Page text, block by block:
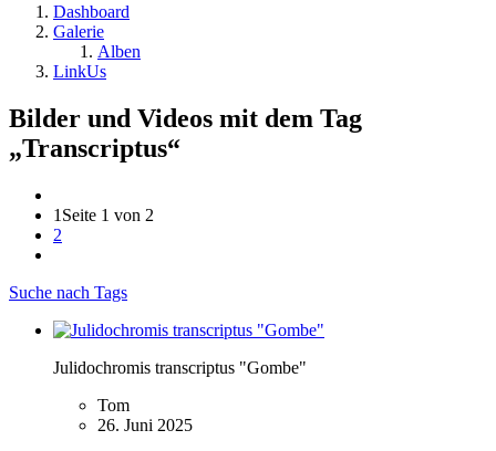
Dashboard
Galerie
Alben
LinkUs
Bilder und Videos mit dem Tag
„Transcriptus“
1 Seite 1 von 2
2
Suche nach Tags
Julidochromis transcriptus "Gombe"
Tom
26. Juni 2025